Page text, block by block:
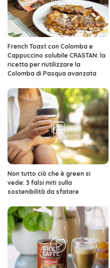
French Toast con Colomba e
Cappuccino solubile CRASTAN: la
ricetta per riutilizzare la
Colomba di Pasqua avanzata
Non tutto ciò che è green si
vede: 3 falsi miti sulla
sostenibilità da sfatare